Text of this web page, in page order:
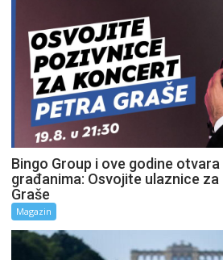
Bingo Group i ove godine
građanima: Osvojite ulaznice
Graše
Magazin